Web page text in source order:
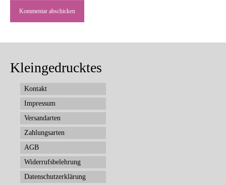
Kleingedrucktes
Kontakt
Impressum
Versandarten
Zahlungsarten
AGB
Widerrufsbelehrung
Datenschutzerklärung